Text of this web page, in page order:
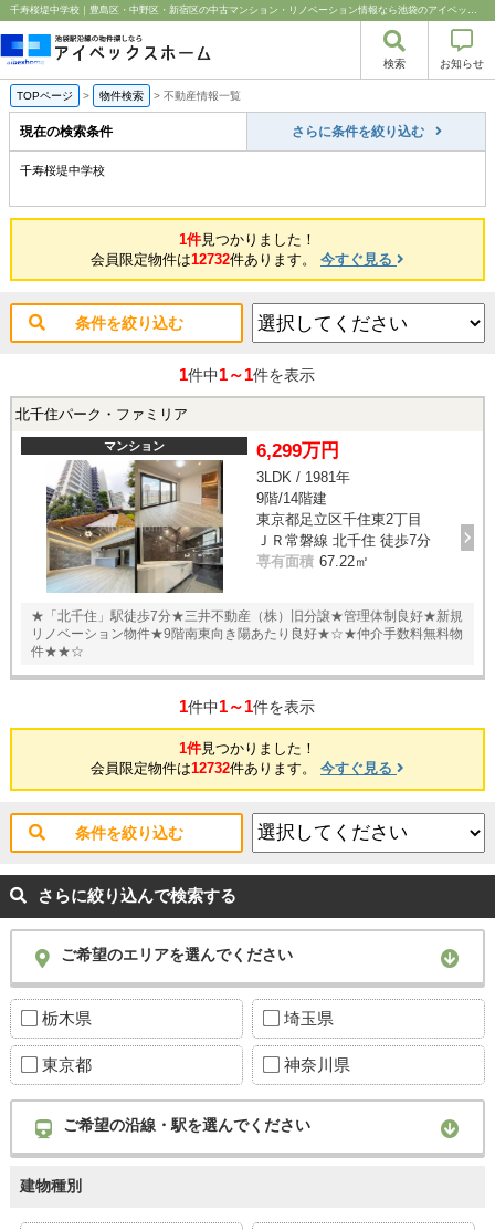
千寿桜堤中学校｜豊島区・中野区・新宿区の中古マンション・リノベーション情報なら池袋のアイベックスホーム！
検索 お知らせ
TOPページ > 物件検索 > 不動産情報一覧
現在の検索条件 さらに条件を絞り込む
千寿桜堤中学校
1件見つかりました！
会員限定物件は12732件あります。 今すぐ見る
条件を絞り込む
1件中1～1件を表示
北千住パーク・ファミリア
マンション 6,299万円
3LDK / 1981年
9階/14階建
東京都足立区千住東2丁目
ＪＲ常磐線 北千住 徒歩7分
専有面積 67.22㎡
★「北千住」駅徒歩7分★三井不動産（株）旧分譲★管理体制良好★新規
リノベーション物件★9階南東向き陽あたり良好★☆★仲介手数料無料物
件★★☆
1件中1～1件を表示
1件見つかりました！
会員限定物件は12732件あります。 今すぐ見る
条件を絞り込む
さらに絞り込んで検索する
ご希望のエリアを選んでください
栃木県 埼玉県
東京都 神奈川県
ご希望の沿線・駅を選んでください
建物種別